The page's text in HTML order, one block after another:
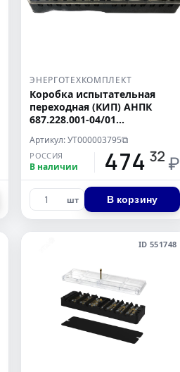
ЭНЕРГОТЕХКОМПЛЕКТ
Коробка испытательная
переходная (КИП) АНПК
687.228.001-04/01
Артикул: УТ000003795⧉
РОССИЯ
В наличии 474 32 ₽
шт В корзину
ID 551748